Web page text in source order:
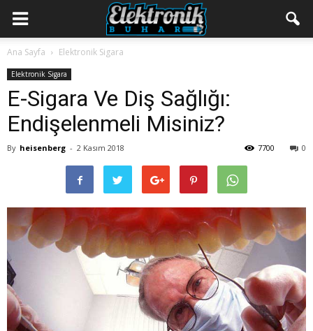
Ana Sayfa Elektronik Sigara
Elektronik Sigara
E-Sigara Ve Diş Sağlığı:
Endişelenmeli Misiniz?
By heisenberg - 2 Kasım 2018 0
7700